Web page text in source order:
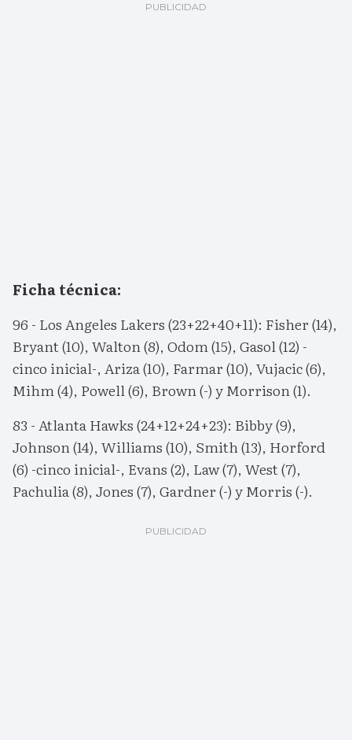
Ficha técnica:
96 - Los Angeles Lakers (23+22+40+11): Fisher (14),
Bryant (10), Walton (8), Odom (15), Gasol (12) -
cinco inicial-, Ariza (10), Farmar (10), Vujacic (6),
Mihm (4), Powell (6), Brown (-) y Morrison (1).
83 - Atlanta Hawks (24+12+24+23): Bibby (9),
Johnson (14), Williams (10), Smith (13), Horford
(6) -cinco inicial-, Evans (2), Law (7), West (7),
Pachulia (8), Jones (7), Gardner (-) y Morris (-).